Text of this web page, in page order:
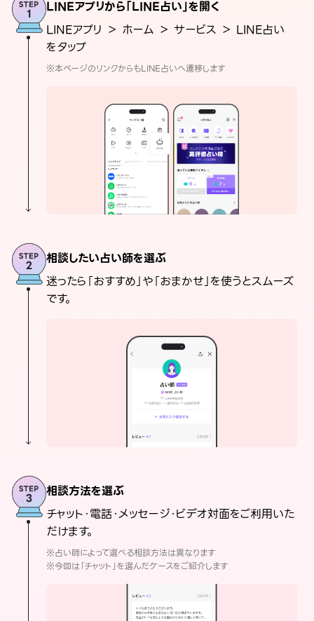
LINEアプリから「LINE占い」を開く
LINEアプリ ＞ ホーム ＞ サービス ＞ LINE占い
をタップ
※本ページのリンクからもLINE占いへ遷移します
相談したい占い師を選ぶ
迷ったら「おすすめ」や「おまかせ」を使うとスムーズ
です。
相談方法を選ぶ
チャット・電話・メッセージ・ビデオ対面をご利用いた
だけます。
※占い師によって選べる相談方法は異なります
※今回は「チャット」を選んだケースをご紹介します